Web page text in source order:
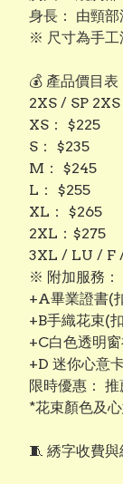
身長： 由頸部
※ 尺寸為手工
💰 產品價目表
​2XS / SP
​XS： $225
​S： $235
​M： $245
​L： $255
​XL： $265
​2XL：$275
3XL / LU / F
​※ 附加服務：
+A畢業證書(
+B手織花束(
+C白色透明
+D 迷你心意
限時優惠：
*花束顏色及
​🧵 綉字收費與